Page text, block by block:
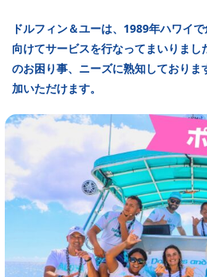
ドルフィン＆ユーは、1989年ハワイ
向けてサービスを行なってまいりま
のお困り事、ニーズに熟知しておりま
加いただけます。